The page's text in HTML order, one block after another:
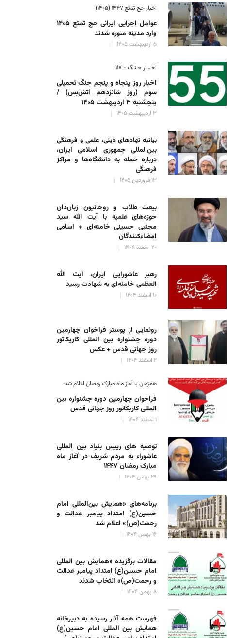
سید علی رضا حسینی ۱۶ بهمن ۱۴۰۴
اخبار حج تمتع ۱۴۴۷ (۱۴۰۵)
عوامل اجرایی ایرانی حج تمتع ۱۴۰۵
وارد مدینه منوره ‌شدند
۵ اردیبهشت ۱۴۰۵
اخـبـار جـنـگ - ۱۱۷
اخبار روز پنجاه و پنجم جنگ تحمیلی
سوم (روز شانزدهم آتش‌بس) /
پنجشنبه ۳ اردیبهشت ۱۴۰۵
۳ اردیبهشت ۱۴۰۵
بیانیه نهادهای دینی، علمی و فرهنگی
بین‌المللی جمهوری اسلامی ایران،
درباره حمله به دانشگاه‌ها و مراکز
فرهنگی
۱۳ فروردین ۱۴۰۵
بیعت طلاب و روحانیون زبان‌دان
حوزه‌های علمیه با آیت الله سید
مجتبی حسینی خامنه‌ای + اسامی
امضاءکنندگان
۲۰ اسفند ۱۴۰۴
رهبر عاشورایی ایران، آیت الله
العظمی خامنه‌ای به شهادت رسید
۱۰ اسفند ۱۴۰۴
رونمایی از پوستر فراخوان چهارمین
دوره جشنواره بین المللی کاریکاتور
روز جهانی قدس + عکس
۲ اسفند ۱۴۰۴
همزمان با آغاز ماه مبارک رمضان اعلام شد؛
فراخوان چهارمین دوره جشنواره بین
المللی کاریکاتور روز جهانی قدس
۱ اسفند ۱۴۰۴
توصیه های رییس بنیاد بین المللی
عاشوراء به مردم شریف در آغاز ماه
مبارک رمضان ۱۴۴۷
۲۹ بهمن ۱۴۰۴
برنامه‌های «همایش بین‌المللی امام
حسین(ع) امتداد پیامبر عدالت و
رحمت(ص)» اعلام شد
۱۶ بهمن ۱۴۰۴
مقالات برگزیده «همایش بین المللی
امام حسین(ع) امتداد پیامبر عدالت
و رحمت(ص)» انتخاب شدند
۸ بهمن ۱۴۰۴
فهرست همه آثار رسیده به دبیرخانه
همایش بین المللی امام حسین(ع)